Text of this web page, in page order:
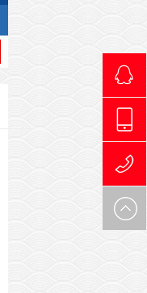
0971-